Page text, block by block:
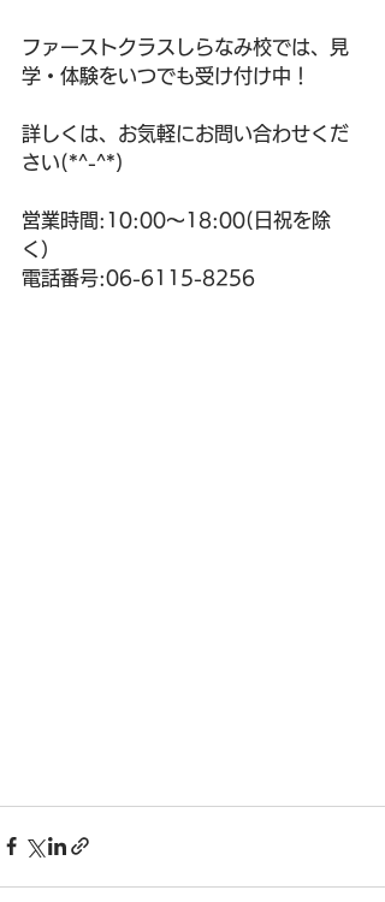
ファーストクラスしらなみ校では、見
学・体験をいつでも受け付け中！
詳しくは、お気軽にお問い合わせくだ
さい(*^-^*)
営業時間:10:00～18:00(日祝を除
く）
電話番号:06-6115-8256